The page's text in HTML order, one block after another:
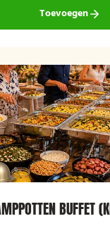
Toevoegen
BUFFET